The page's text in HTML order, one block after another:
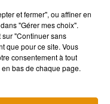
Lens dévoilent leur
attendue
et fermer", ou affiner en
"Gérer mes choix".
"Continuer sans
que pour ce site. Vous
consentement à tout
bas de chaque page.